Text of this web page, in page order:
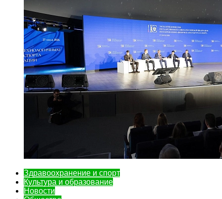
Здравоохранение и спорт
Культура и образование
Новости